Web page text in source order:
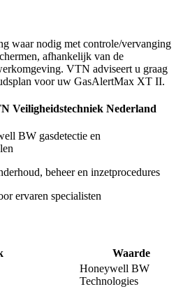
waar nodig met controle/vervanging
afhankelijk van de
VTN adviseert u graag
voor uw GasAlertMax XT II.
Veiligheidstechniek Nederland
BW gasdetectie en
beheer en inzetprocedures
ervaren specialisten
Waarde
Honeywell BW
Technologies